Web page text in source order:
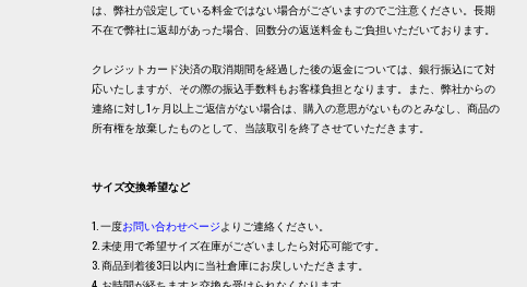
は、弊社が設定している料金ではない場合がございますのでご注意ください。長期
不在で弊社に返却があった場合、回数分の返送料金もご負担いただいております。
クレジットカード決済の取消期間を経過した後の返金については、銀行振込にて対
応いたしますが、その際の振込手数料もお客様負担となります。また、弊社からの
連絡に対し1ヶ月以上ご返信がない場合は、購入の意思がないものとみなし、商品の
所有権を放棄したものとして、当該取引を終了させていただきます。
サイズ交換希望など
1. 一度お問い合わせページよりご連絡ください。
2. 未使用で希望サイズ在庫がございましたら対応可能です。
3. 商品到着後3日以内に当社倉庫にお戻しいただきます。